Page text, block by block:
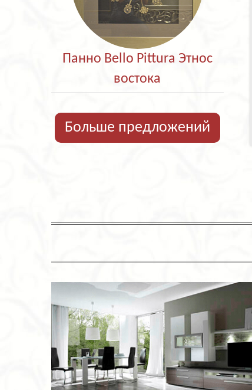
Панно Bello Pittura Этнос
востока
Больше предложений